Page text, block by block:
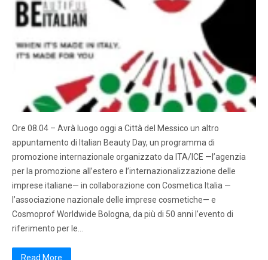
Ore 08.04 – Avrà luogo oggi a Città del Messico un altro
appuntamento di Italian Beauty Day, un programma di
promozione internazionale organizzato da ITA/ICE —l’agenzia
per la promozione all’estero e l’internazionalizzazione delle
imprese italiane— in collaborazione con Cosmetica Italia —
l’associazione nazionale delle imprese cosmetiche— e
Cosmoprof Worldwide Bologna, da più di 50 anni l’evento di
riferimento per le…
Read More